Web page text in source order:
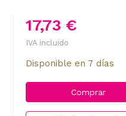
17,73 €
IVA incluido
Disponible en 7 días
Comprar